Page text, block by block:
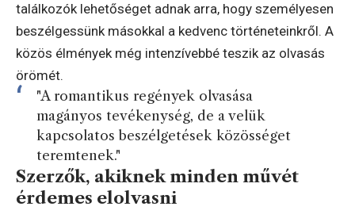
találkozók lehetőséget adnak arra, hogy személyesen
beszélgessünk másokkal a kedvenc történeteinkről. A
közös élmények még intenzívebbé teszik az olvasás
örömét.
"A romantikus regények olvasása
magányos tevékenység, de a velük
kapcsolatos beszélgetések közösséget
teremtenek."
Szerzők, akiknek minden művét
érdemes elolvasni